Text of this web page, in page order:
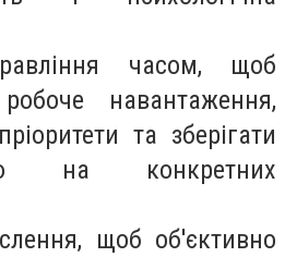
часом, щоб
робоче навантаження,
та зберігати
на конкретних
щоб об'єктивно